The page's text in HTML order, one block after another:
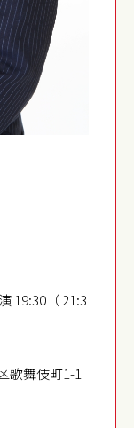
19:30（ 21:3
歌舞伎町1-1